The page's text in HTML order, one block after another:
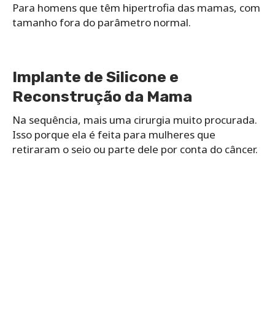
Para homens que têm hipertrofia das mamas, com
tamanho fora do parâmetro normal.
Implante de Silicone e
Reconstrução da Mama
Na sequência, mais uma cirurgia muito procurada.
Isso porque ela é feita para mulheres que
retiraram o seio ou parte dele por conta do câncer.